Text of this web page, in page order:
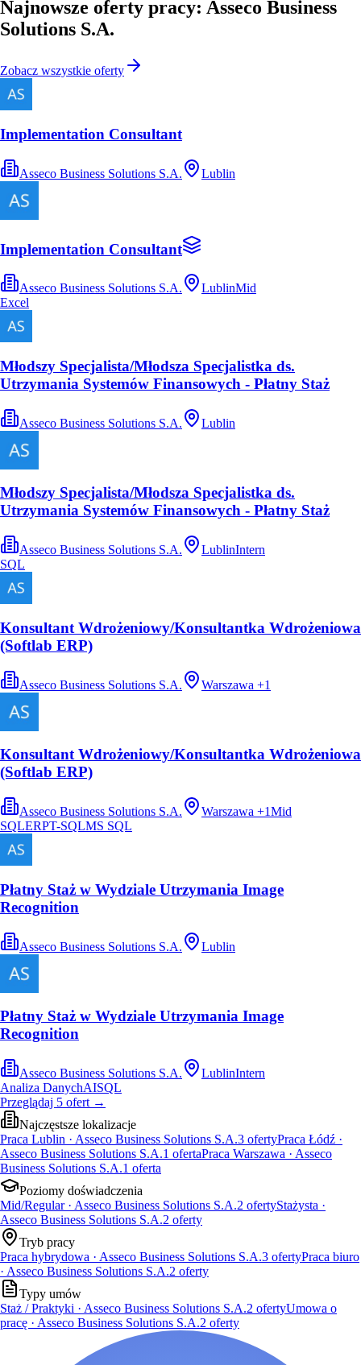
Najnowsze oferty pracy: Asseco Business
Solutions S.A.
Zobacz wszystkie oferty
Implementation Consultant
Asseco Business Solutions S.A. Lublin
Implementation Consultant
Asseco Business Solutions S.A. LublinMid
Excel
Młodszy Specjalista/Młodsza Specjalistka ds.
Utrzymania Systemów Finansowych - Płatny Staż
Asseco Business Solutions S.A. Lublin
Młodszy Specjalista/Młodsza Specjalistka ds.
Utrzymania Systemów Finansowych - Płatny Staż
Asseco Business Solutions S.A. LublinIntern
SQL
Konsultant Wdrożeniowy/Konsultantka Wdrożeniowa
(Softlab ERP)
Asseco Business Solutions S.A. Warszawa +1
Konsultant Wdrożeniowy/Konsultantka Wdrożeniowa
(Softlab ERP)
Asseco Business Solutions S.A. Warszawa +1Mid
SQLERPT-SQLMS SQL
Płatny Staż w Wydziale Utrzymania Image
Recognition
Asseco Business Solutions S.A. Lublin
Płatny Staż w Wydziale Utrzymania Image
Recognition
Asseco Business Solutions S.A. LublinIntern
Analiza DanychAISQL
Przeglądaj 5 ofert →
Najczęstsze lokalizacje
Praca Lublin · Asseco Business Solutions S.A.3 ofertyPraca Łódź ·
Asseco Business Solutions S.A.1 ofertaPraca Warszawa · Asseco
Business Solutions S.A.1 oferta
Poziomy doświadczenia
Mid/Regular · Asseco Business Solutions S.A.2 ofertyStażysta ·
Asseco Business Solutions S.A.2 oferty
Tryb pracy
Praca hybrydowa · Asseco Business Solutions S.A.3 ofertyPraca biuro
· Asseco Business Solutions S.A.2 oferty
Typy umów
Staż / Praktyki · Asseco Business Solutions S.A.2 ofertyUmowa o
pracę · Asseco Business Solutions S.A.2 oferty